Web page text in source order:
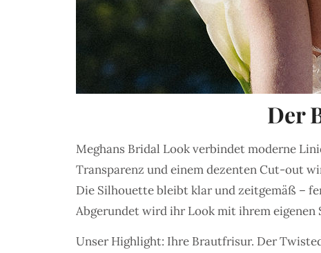
Der
Meghans Bridal Look verbindet moderne
Transparenz und einem dezenten Cut-out
Die Silhouette bleibt klar und zeitgemäß –
Abgerundet wird ihr Look mit ihrem eigenen
Unser Highlight: Ihre Brautfrisur. Der